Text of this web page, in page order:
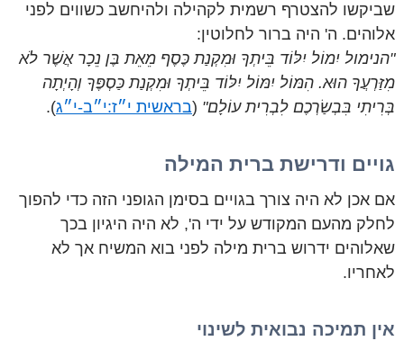
שביקשו להצטרף רשמית לקהילה ולהיחשב כשווים לפני
אלוהים. ה' היה ברור לחלוטין:
"הנימול יִמוֹל יִלּוֹד בֵּיתְךָ וּמִקְנַת כֶּסֶף מֵאֵת בֶּן נֵכָר אֲשֶׁר לֹא
מִזַּרְעֲךָ הוּא. הִמּוֹל יִמּוֹל יִלּוֹד בֵּיתְךָ וּמִקְנַת כַּסְפֶּךָ וְהָיְתָה
בְּרִיתִי בִּבְשַׂרְכֶם לִבְרִית עוֹלָם" (בראשית י״ז:י״ב-י״ג).
גויים ודרישת ברית המילה
אם אכן לא היה צורך בגויים בסימן הגופני הזה כדי להפוך
לחלק מהעם המקודש על ידי ה', לא היה היגיון בכך
שאלוהים ידרוש ברית מילה לפני בוא המשיח אך לא
לאחריו.
אין תמיכה נבואית לשינוי